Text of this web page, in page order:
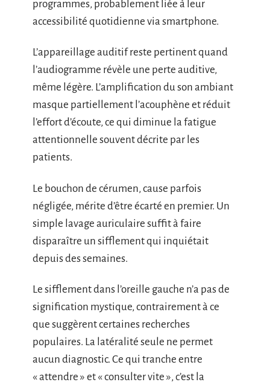
programmes, probablement liée à leur
accessibilité quotidienne via smartphone.
L’appareillage auditif reste pertinent quand
l’audiogramme révèle une perte auditive,
même légère. L’amplification du son ambiant
masque partiellement l’acouphène et réduit
l’effort d’écoute, ce qui diminue la fatigue
attentionnelle souvent décrite par les
patients.
Le bouchon de cérumen, cause parfois
négligée, mérite d’être écarté en premier. Un
simple lavage auriculaire suffit à faire
disparaître un sifflement qui inquiétait
depuis des semaines.
Le sifflement dans l’oreille gauche n’a pas de
signification mystique, contrairement à ce
que suggèrent certaines recherches
populaires. La latéralité seule ne permet
aucun diagnostic. Ce qui tranche entre
« attendre » et « consulter vite », c’est la